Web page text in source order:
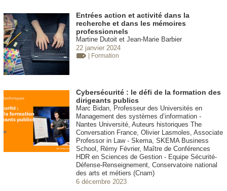
Entrées action et activité dans la
recherche et dans les mémoires
professionnels
Martine Dutoit et Jean-Marie Barbier
22 janvier 2024
| Formation
Cybersécurité : le défi de la formation des
dirigeants publics
Marc Bidan, Professeur des Universités en
Management des systèmes d’information -
Nantes Université, Auteurs historiques The
Conversation France, Olivier Lasmoles, Associate
Professor in Law - Skema, SKEMA Business
School, Rémy Février, Maître de Conférences
HDR en Sciences de Gestion - Equipe Sécurité-
Défense-Renseignement, Conservatoire national
des arts et métiers (Cnam)
6 décembre 2023